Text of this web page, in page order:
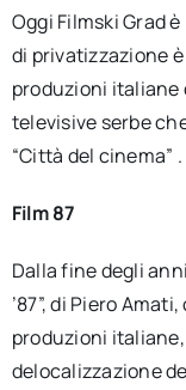
Oggi Filmski Grad
di privatizzazione
produzioni italiane
televisive serbe
“Città del cinema” .
Film 87
Dalla fine degli
’87”, di Piero
produzioni
delocalizzazione